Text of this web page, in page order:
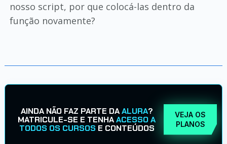
nosso script, por que colocá-las dentro da
função novamente?
AINDA NÃO FAZ PARTE DAALURA?
MATRICULE-SE E TENHAACESSO A
TODOS OS CURSOS E CONTEÚDOS
VEJA OS
PLANOS